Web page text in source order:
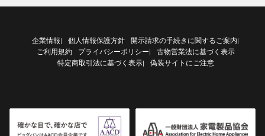
企業情報| 個人情報保護方針 開示請求の手続きに関するご案内|
ご利用規約 プライバシーポリシー|
古物営業法に基づく表示
特定商取引法に基づく表示| 偽装サイトにご注意